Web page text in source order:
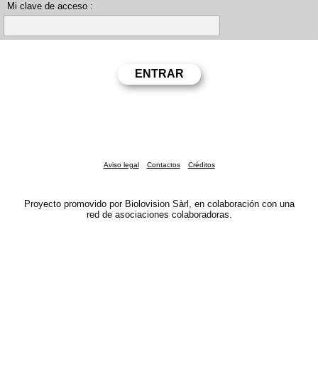
Mi clave de acceso :
Aviso legal Contactos Créditos
Proyecto promovido por Biolovision Sàrl, en colaboración con una
red de asociaciones colaboradoras.